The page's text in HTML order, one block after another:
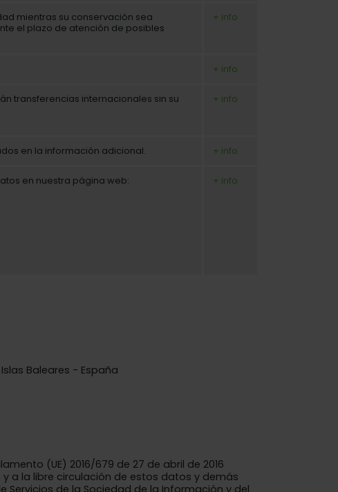
mientras su conservación sea
el plazo de atención de posibles
+ info
+ info
transferencias internacionales sin su
+ info
en la información adicional. + info
en nuestra página web:
+ info
Baleares - España
(UE) 2016/679 de 27 de abril de 2016
a la libre circulación de estos datos y demás
Servicios de la Sociedad de la Información y del